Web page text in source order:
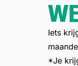
Iets
*Je